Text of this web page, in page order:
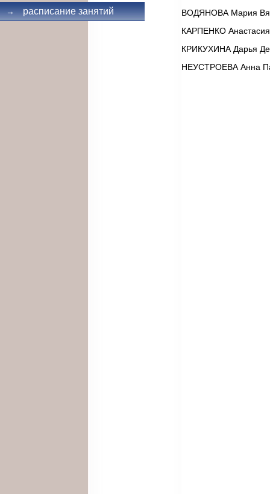
→ расписание занятий
ВОДЯНОВА Мария
КАРПЕНКО
КРИКУХИНА Дарья
НЕУСТРОЕВА Анна